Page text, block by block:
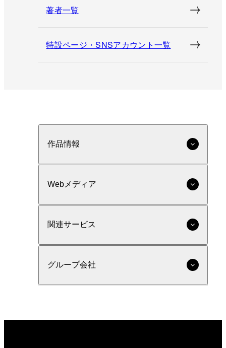
著者一覧
特設ページ・SNSアカウント一覧
作品情報
Webメディア
関連サービス
グループ会社